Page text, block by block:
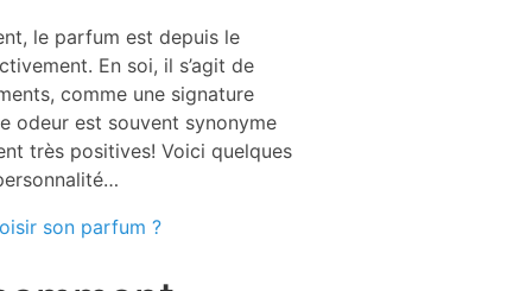
le parfum est depuis le
En soi, il s’agit de
comme une signature
odeur est souvent synonyme
très positives! Voici quelques
son parfum ?